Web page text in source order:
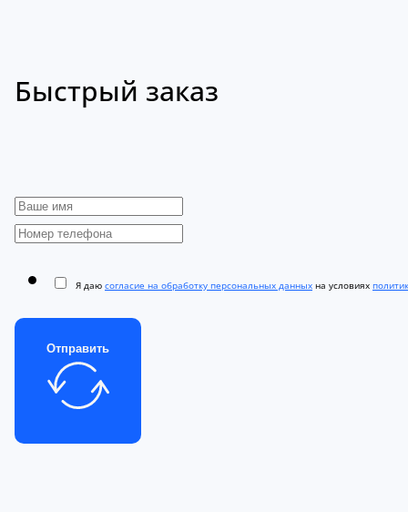
Быстрый заказ
Я даю согласие на обработку персональных данных на условиях
Отправить